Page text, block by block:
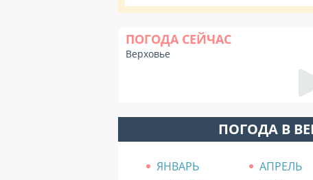
ПОГОДА СЕЙЧАС
Верховье
ПОГОДА В
ЯНВАРЬ АПРЕЛЬ